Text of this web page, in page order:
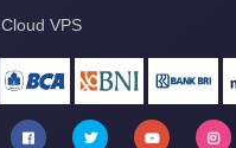
Cloud VPS